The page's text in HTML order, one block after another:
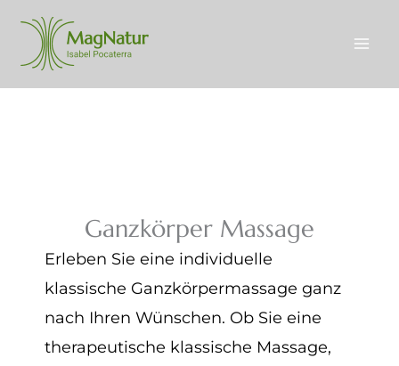
content
Ganzkörper Massage
Erleben Sie eine individuelle
klassische Ganzkörpermassage ganz
nach Ihren Wünschen. Ob Sie eine
therapeutische klassische Massage,